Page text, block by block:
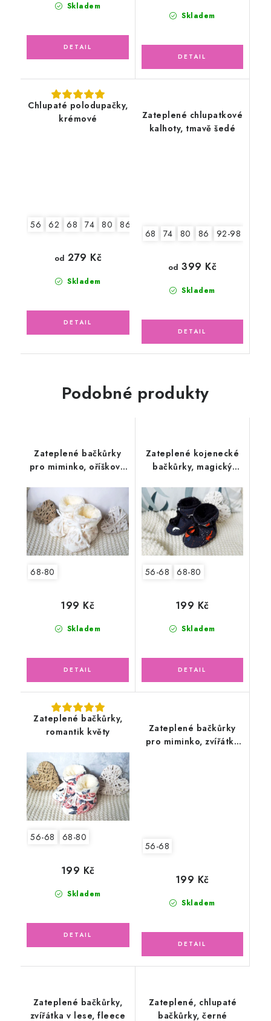
Skladem
Skladem
Chlupaté polodupačky,
krémové
56 62 68 74 80 86
Skladem
od 279 Kč
Zateplené chlupatkové
kalhoty, tmavě šedé
68 74 80 86 92-98
Skladem
od 399 Kč
Podobné produkty
Zateplené bačkůrky
pro miminko, oříškové
68-80
Skladem
199 Kč
Zateplené kojenecké
bačkůrky, magický
56-68 68-80
Skladem
199 Kč
Zateplené bačkůrky,
romantik květy
56-68 68-80
Skladem
199 Kč
Zateplené bačkůrky
pro miminko, zvířátka
56-68
Skladem
199 Kč
Zateplené bačkůrky,
zvířátka v lese, fleece
Zateplené, chlupaté
bačkůrky, černé